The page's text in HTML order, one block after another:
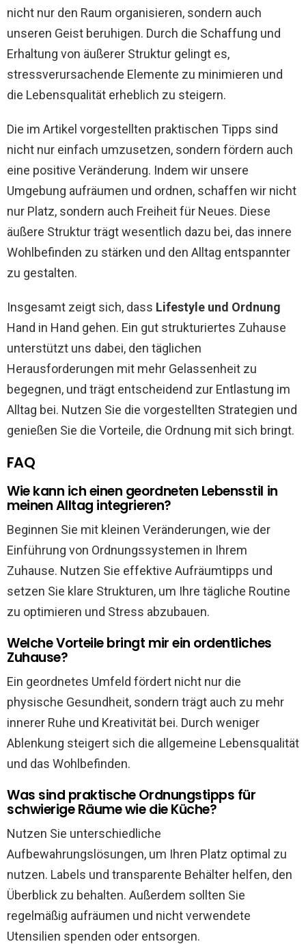
nicht nur den Raum organisieren, sondern auch
unseren Geist beruhigen. Durch die Schaffung und
Erhaltung von äußerer Struktur gelingt es,
stressverursachende Elemente zu minimieren und
die Lebensqualität erheblich zu steigern.
Die im Artikel vorgestellten praktischen Tipps sind
nicht nur einfach umzusetzen, sondern fördern auch
eine positive Veränderung. Indem wir unsere
Umgebung aufräumen und ordnen, schaffen wir nicht
nur Platz, sondern auch Freiheit für Neues. Diese
äußere Struktur trägt wesentlich dazu bei, das innere
Wohlbefinden zu stärken und den Alltag entspannter
zu gestalten.
Insgesamt zeigt sich, dass Lifestyle und Ordnung
Hand in Hand gehen. Ein gut strukturiertes Zuhause
unterstützt uns dabei, den täglichen
Herausforderungen mit mehr Gelassenheit zu
begegnen, und trägt entscheidend zur Entlastung im
Alltag bei. Nutzen Sie die vorgestellten Strategien und
genießen Sie die Vorteile, die Ordnung mit sich bringt.
FAQ
Wie kann ich einen geordneten Lebensstil in
meinen Alltag integrieren?
Beginnen Sie mit kleinen Veränderungen, wie der
Einführung von Ordnungssystemen in Ihrem
Zuhause. Nutzen Sie effektive Aufräumtipps und
setzen Sie klare Strukturen, um Ihre tägliche Routine
zu optimieren und Stress abzubauen.
Welche Vorteile bringt mir ein ordentliches
Zuhause?
Ein geordnetes Umfeld fördert nicht nur die
physische Gesundheit, sondern trägt auch zu mehr
innerer Ruhe und Kreativität bei. Durch weniger
Ablenkung steigert sich die allgemeine Lebensqualität
und das Wohlbefinden.
Was sind praktische Ordnungstipps für
schwierige Räume wie die Küche?
Nutzen Sie unterschiedliche
Aufbewahrungslösungen, um Ihren Platz optimal zu
nutzen. Labels und transparente Behälter helfen, den
Überblick zu behalten. Außerdem sollten Sie
regelmäßig aufräumen und nicht verwendete
Utensilien spenden oder entsorgen.